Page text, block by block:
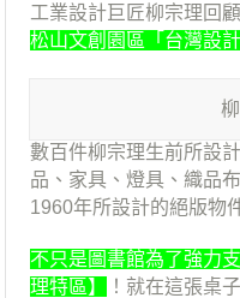
工業設計巨匠柳宗理回
松山文創園區「台灣設
數百件柳宗理生前所設
品、家具、燈具、織品
1960年所設計的絕版物
不只是圖書館為了強力
理特區】
！ 就在這張桌